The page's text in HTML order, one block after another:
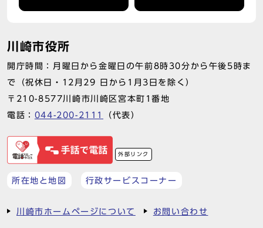
川崎市役所
開庁時間：月曜日から金曜日の午前8時30分から午後5時ま
で（祝休日・12月29 日から1月3日を除く）
〒210-8577川崎市川崎区宮本町1番地
電話： 044-200-2111 （代表）
外部リンク
所在地と地図 行政サービスコーナー
川崎市ホームページについて お問い合わせ